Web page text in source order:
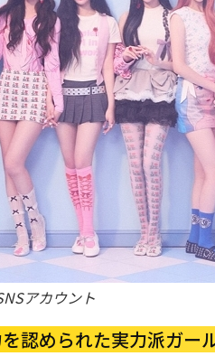
アカウント
認められた実力派ガー